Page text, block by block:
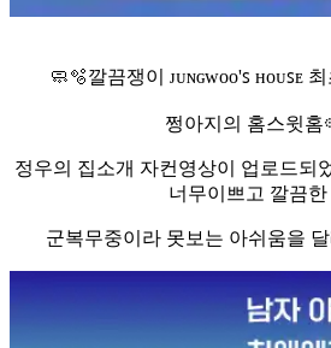
🧼🫧깔끔쟁이 ᴊᴜɴɢᴡᴏᴏ'ꜱ ʜᴏᴜꜱᴇ
쩡아지의 홈스윗홈
정우의 집소개 자컨영상이 업로드되
너무이쁘고 깔끔한
군복무중이라 못보는 아쉬움을